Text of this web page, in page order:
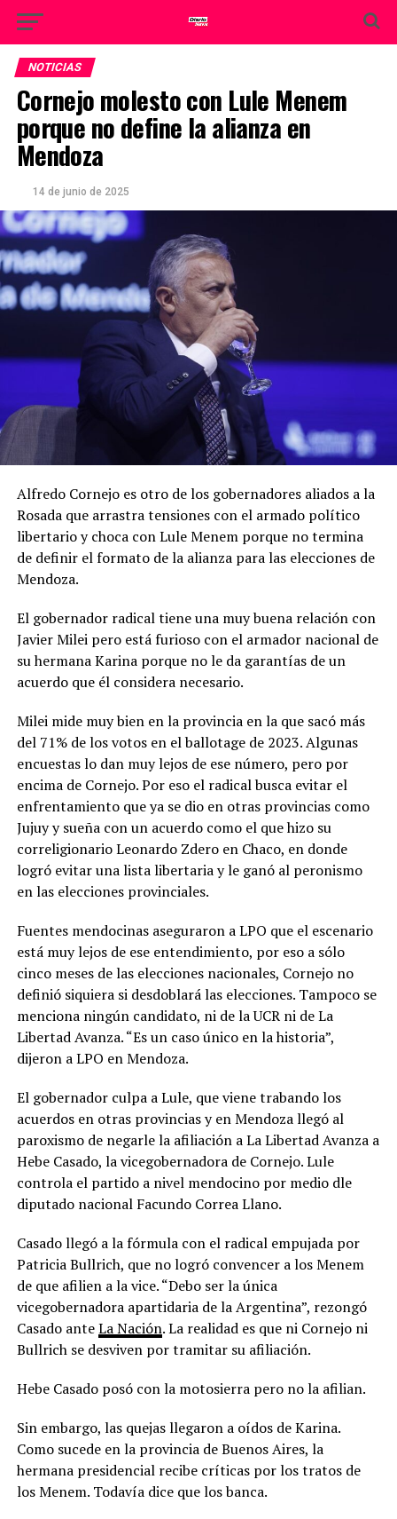
NOTICIAS
Cornejo molesto con Lule Menem
porque no define la alianza en
Mendoza
14 de junio de 2025
Alfredo Cornejo es otro de los gobernadores aliados a la
Rosada que arrastra tensiones con el armado político
libertario y choca con Lule Menem porque no termina
de definir el formato de la alianza para las elecciones de
Mendoza.
El gobernador radical tiene una muy buena relación con
Javier Milei pero está furioso con el armador nacional de
su hermana Karina porque no le da garantías de un
acuerdo que él considera necesario.
Milei mide muy bien en la provincia en la que sacó más
del 71% de los votos en el ballotage de 2023. Algunas
encuestas lo dan muy lejos de ese número, pero por
encima de Cornejo. Por eso el radical busca evitar el
enfrentamiento que ya se dio en otras provincias como
Jujuy y sueña con un acuerdo como el que hizo su
correligionario Leonardo Zdero en Chaco, en donde
logró evitar una lista libertaria y le ganó al peronismo
en las elecciones provinciales.
Fuentes mendocinas aseguraron a LPO que el escenario
está muy lejos de ese entendimiento, por eso a sólo
cinco meses de las elecciones nacionales, Cornejo no
definió siquiera si desdoblará las elecciones. Tampoco se
menciona ningún candidato, ni de la UCR ni de La
Libertad Avanza. “Es un caso único en la historia”,
dijeron a LPO en Mendoza.
El gobernador culpa a Lule, que viene trabando los
acuerdos en otras provincias y en Mendoza llegó al
paroxismo de negarle la afiliación a La Libertad Avanza a
Hebe Casado, la vicegobernadora de Cornejo. Lule
controla el partido a nivel mendocino por medio dle
diputado nacional Facundo Correa Llano.
Casado llegó a la fórmula con el radical empujada por
Patricia Bullrich, que no logró convencer a los Menem
de que afilien a la vice. “Debo ser la única
vicegobernadora apartidaria de la Argentina”, rezongó
Casado anteLa Nación. La realidad es que ni Cornejo ni
Bullrich se desviven por tramitar su afiliación.
Hebe Casado posó con la motosierra pero no la afilian.
Sin embargo, las quejas llegaron a oídos de Karina.
Como sucede en la provincia de Buenos Aires, la
hermana presidencial recibe críticas por los tratos de
los Menem. Todavía dice que los banca.